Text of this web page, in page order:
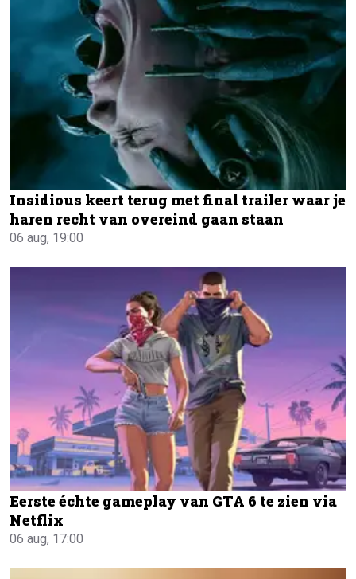
Insidious keert terug met final trailer waar je
haren recht van overeind gaan staan
06 aug, 19:00
Eerste échte gameplay van GTA 6 te zien via
Netflix
06 aug, 17:00